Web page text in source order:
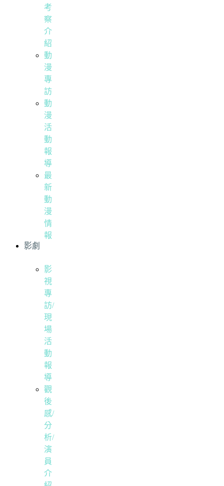
考
察
介
紹
動
漫
專
訪
動
漫
活
動
報
導
最
新
動
漫
情
報
影劇
影
視
專
訪/
現
場
活
動
報
導
觀
後
感/
分
析/
演
員
介